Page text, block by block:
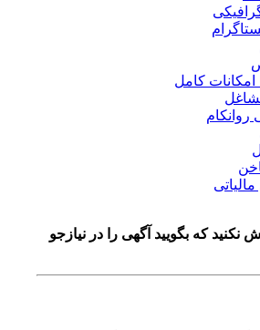
کامل
که بگویید آگهی را در نیازجو